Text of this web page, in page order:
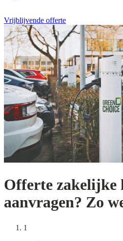
Vrijblijvende offerte
Offerte zakelijke
aanvragen? Zo
1